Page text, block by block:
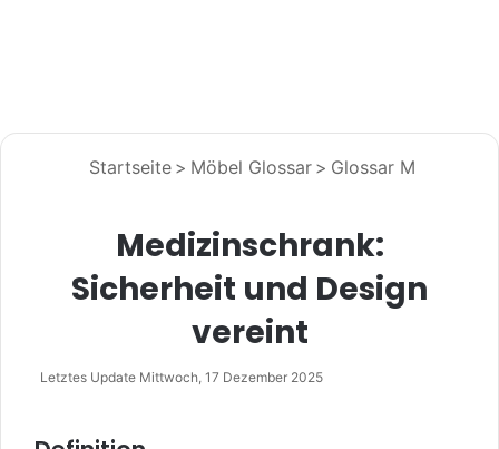
Startseite > Möbel Glossar > Glossar M
Medizinschrank:
Sicherheit und Design
vereint
Letztes Update Mittwoch, 17 Dezember 2025